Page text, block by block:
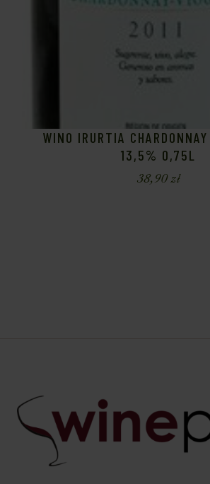
WINO IRURTIA
13,5% 0,75L
38,90zł